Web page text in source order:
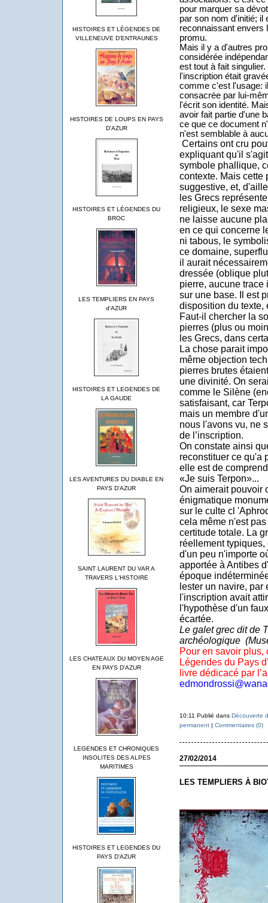
HISTOIRES ET LÉGENDES DE
VILLENEUVE D'ENTRAUNES
HISTOIRES DE LOUPS EN PAYS
D'AZUR
HISTOIRES ET LÉGENDES DU
BROC
LES TEMPLIERS EN PAYS
d'AZUR
HISTOIRES ET LEGENDES DE
LA GAUDE
LES AVENTURES DU DIABLE EN
PAYS D'AZUR
SAINT LAURENT DU VAR A
TRAVERS L'HISTOIRE
LES CHATEAUX DU MOYEN AGE
EN PAYS D'AZUR
LEGENDES ET CHRONIQUES
INSOLITES DES ALPES
MARITIMES
HISTOIRES ET LEGENDES DU
PAYS D'AZUR
pour marquer sa
par son nom d'initié; il
reconnaissant envers
promu.
Mais il y a d'autres
considérée
est tout à fait
l'inscription était
comme c'est l'usage:
consacrée par lui-
l'écrit son identité.
avoir fait partie d'une
ce que ce document
n'est semblable à
Certains ont cru
expliquant qu'il
symbole phallique,
contexte. Mais cette
suggestive, et,
les Grecs
religieux, le sexe
ne laisse aucune
en ce qui concerne
ni tabous, le
ce domaine,
il aurait
dressée (oblique
pierre, aucune
sur une base. Il
est
disposition du texte,
Faut-il chercher la
pierres (plus ou
les Grecs, dans
La chose parait
même objection
pierres brutes
une divinité. On
comme le Silène
satisfaisant, car
mais un membre
nous l'avons vu, ne
de l’inscription.
On constate ainsi
reconstituer ce qu'a
elle est de
«Je suis Terpon»...
On aimerait pouvoir
énigmatique
sur le culte cl
cela même n'est
certitude totale. La
réellement
d'un peu n'importe
apportée à Antibes
époque
lester un navire, par
l'inscription avait
l'hypothèse d'un
écartée.
Le galet grec dit de
archéologique
Pour en savoir plus,
Légendes du Pays
livre dédicacé par
10:11 Publié dans Découverte
permanent| Commentaires (0)
27/02/2014
LES TEMPLIERS À